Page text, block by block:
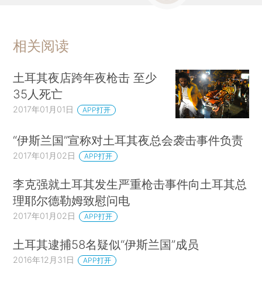
相关阅读
土耳其夜店跨年夜枪击 至少
35人死亡
2017年01月01日 APP打开
“伊斯兰国”宣称对土耳其夜总会袭击事件负责
2017年01月02日 APP打开
李克强就土耳其发生严重枪击事件向土耳其总
理耶尔德勒姆致慰问电
2017年01月02日 APP打开
土耳其逮捕58名疑似“伊斯兰国”成员
2016年12月31日 APP打开